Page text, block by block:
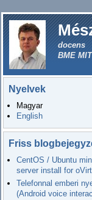
docens
BME MIT
Nyelvek
Magyar
English
Friss
CentOS / Ubuntu
server install for
Telefonnal emberi
(Android voice